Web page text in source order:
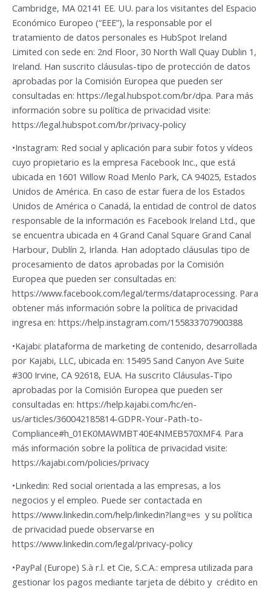
Cambridge, MA 02141 EE. UU. para los visitantes del Espacio
Económico Europeo (“EEE”), la responsable por el
tratamiento de datos personales es HubSpot Ireland
Limited con sede en: 2nd Floor, 30 North Wall Quay Dublin 1,
Ireland. Han suscrito cláusulas-tipo de protección de datos
aprobadas por la Comisión Europea que pueden ser
consultadas en: https://legal.hubspot.com/br/dpa. Para más
información sobre su política de privacidad visite:
https://legal.hubspot.com/br/privacy-policy
•Instagram: Red social y aplicación para subir fotos y vídeos
cuyo propietario es la empresa Facebook Inc., que está
ubicada en 1601 Willow Road Menlo Park, CA 94025, Estados
Unidos de América. En caso de estar fuera de los Estados
Unidos de América o Canadá, la entidad de control de datos
responsable de la información es Facebook Ireland Ltd., que
se encuentra ubicada en 4 Grand Canal Square Grand Canal
Harbour, Dublín 2, Irlanda. Han adoptado cláusulas tipo de
procesamiento de datos aprobadas por la Comisión
Europea que pueden ser consultadas en:
https://www.facebook.com/legal/terms/dataprocessing. Para
obtener más información sobre la política de privacidad
ingresa en: https://help.instagram.com/155833707900388
•Kajabi: plataforma de marketing de contenido, desarrollada
por Kajabi, LLC, ubicada en: 15495 Sand Canyon Ave Suite
#300 Irvine, CA 92618, EUA. Ha suscrito Cláusulas-Tipo
aprobadas por la Comisión Europea que pueden ser
consultadas en: https://help.kajabi.com/hc/en-
us/articles/360042185814-GDPR-Your-Path-to-
Compliance#h_01EK0MAWMBT40E4NMEB570XMF4. Para
más información sobre la política de privacidad visite:
https://kajabi.com/policies/privacy
•Linkedin: Red social orientada a las empresas, a los
negocios y el empleo. Puede ser contactada en
https://www.linkedin.com/help/linkedin?lang=es y su política
de privacidad puede observarse en
https://www.linkedin.com/legal/privacy-policy
•PayPal (Europe) S.à r.l. et Cie, S.C.A.: empresa utilizada para
gestionar los pagos mediante tarjeta de débito y crédito en